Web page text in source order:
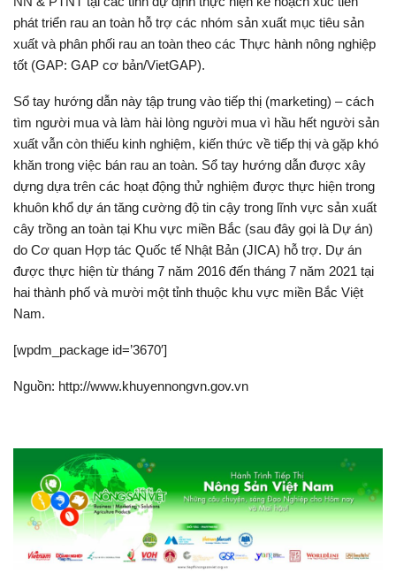
phát triển rau an toàn hỗ trợ các nhóm sản xuất mục tiêu sản
xuất và phân phối rau an toàn theo các Thực hành nông nghiệp
tốt (GAP: GAP cơ bản/VietGAP).
Sổ tay hướng dẫn này tập trung vào tiếp thị (marketing) – cách
tìm người mua và làm hài lòng người mua vì hầu hết người sản
xuất vẫn còn thiếu kinh nghiệm, kiến thức về tiếp thị và gặp khó
khăn trong việc bán rau an toàn. Sổ tay hướng dẫn được xây
dựng dựa trên các hoạt động thử nghiệm được thực hiện trong
khuôn khổ dự án tăng cường độ tin cậy trong lĩnh vực sản xuất
cây trồng an toàn tại Khu vực miền Bắc (sau đây gọi là Dự án)
do Cơ quan Hợp tác Quốc tế Nhật Bản (JICA) hỗ trợ. Dự án
được thực hiện từ tháng 7 năm 2016 đến tháng 7 năm 2021 tại
hai thành phố và mười một tỉnh thuộc khu vực miền Bắc Việt
Nam.
[wpdm_package id=’3670′]
Nguồn: http://www.khuyennongvn.gov.vn